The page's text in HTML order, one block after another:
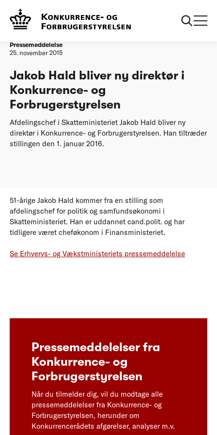
Forside
Forbrugerstyrelsen
Pressemeddelelse
25. november 2015
Jakob Hald bliver ny direktør i
Konkurrence- og
Forbrugerstyrelsen
Afdelingschef i Skatteministeriet Jakob Hald bliver ny
direktør i Konkurrence- og Forbrugerstyrelsen. Han tiltræder
stillingen den 1. januar 2016.
51-årige Jakob Hald kommer fra en stilling som
afdelingschef for politik og samfundsøkonomi i
Skatteministeriet. Han er uddannet cand.polit. og har
tidligere været cheføkonom i Finansministeriet.
Se Erhvervs- og Vækstministeriets pressemeddelelse
Pressemeddelelser fra
Konkurrence- og
Forbrugerstyrelsen
Når du tilmelder dig, vil du modtage alle
pressemeddelelser fra Konkurrence- og
Forbrugerstyrelsen, herunder om
Konkurrencerådets afgørelser, analyser m.v.